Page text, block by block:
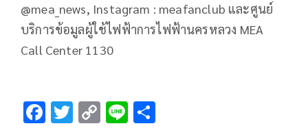
@mea_news, Instagram : meafanclub และศูนย์
บริการข้อมูลผู้ใช้ไฟฟ้าการไฟฟ้านครหลวง MEA
Call Center 1130
F T C Li